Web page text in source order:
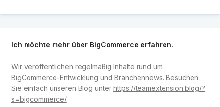
Ich möchte mehr über BigCommerce erfahren.
Wir veröffentlichen regelmäßig Inhalte rund um
BigCommerce-Entwicklung und Branchennews. Besuchen
Sie einfach unseren Blog unter https://teamextension.blog/?
s=bigcommerce/